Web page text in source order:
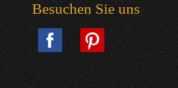
Besuchen Sie uns